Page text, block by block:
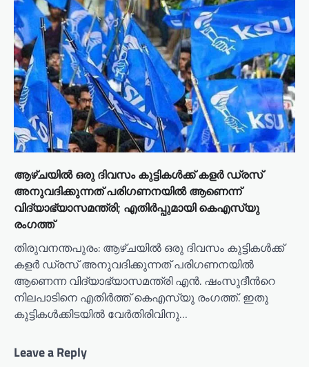
ആഴ്ചയിൽ ഒരു ദിവസം കുട്ടികൾക്ക് കളർ ഡ്രസ്
അനുവദിക്കുന്നത് പരിഗണനയിൽ ആണെന്ന്
വിദ്യാഭ്യാസമന്ത്രി; എതിർപ്പുമായി കെഎസ്‌യു
രംഗത്ത്
തിരുവനന്തപുരം: ആഴ്ചയിൽ ഒരു ദിവസം കുട്ടികൾക്ക്
കളർ ഡ്രസ് അനുവദിക്കുന്നത് പരിഗണനയിൽ
ആണെന്ന വിദ്യാഭ്യാസമന്ത്രി എൻ. ഷംസുദീന്‍റെ
നിലപാടിനെ എതിർത്ത് കെഎസ്‌യു രംഗത്ത്. ഇതു
കുട്ടികൾക്കിടയിൽ വേർതിരിവിനു…
Leave a Reply